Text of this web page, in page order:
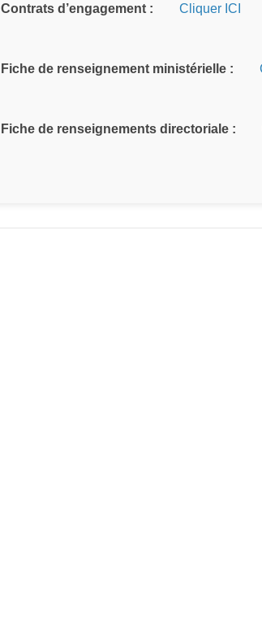
Contrats d’engagement : Cliquer ICI
Fiche de renseignement ministérielle :
Fiche de renseignements directoriale :